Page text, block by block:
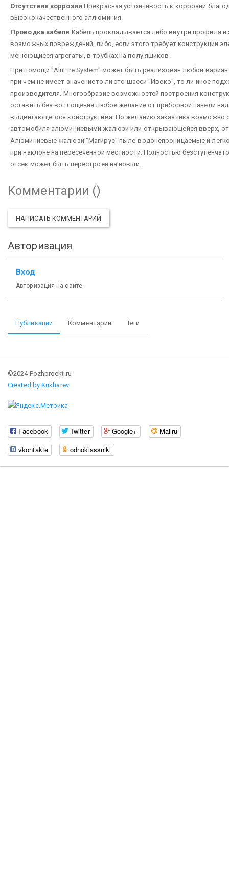
Отсутствие коррозии Прекрасная устойчивость к коррозии
высококачественного аллюминия.
Проводка кабеля Кабель прокладывается либо внутри профиля
возможных повреждений, либо, если этого требует конструкции
менюющиеся агрегаты, в трубках на полу ящиков.
При помощи "AluFire System" может быть реализован любой
при чем не имеет значението ли это шасси "Ивеко", то ли иное
производителя. Многообразие возможностей построения
оставить без воплощения любое желание от приборной панели
выдвигающегося конструктива. По желанию заказчика возможно
автомобиля алюминиевыми жалюзи или открывающейся вверх,
Алюминиевые жалюзи "Магирус" пыле-водонепроницаемые и
при наклоне на пересеченной местности. Полностью
отсек может быть перестроен на новый.
Комментарии ()
НАПИСАТЬ КОММЕНТАРИЙ
Авторизация
Вход
Авторизация на сайте.
Публикации Комментарии Теги
©2024 Pozhproekt.ru
Created by Kukharev
Facebook Twitter Google+
Mailru
vkontakte
odnoklassniki